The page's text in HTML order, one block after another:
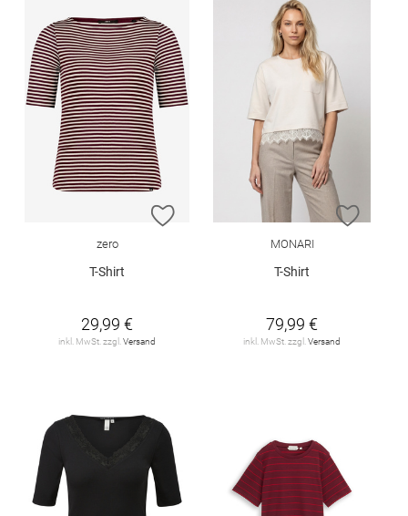
ZUR WUNSCHLISTE HINZUFÜGEN
zero
T-Shirt
29,99 €
inkl. MwSt. zzgl. Versand
ZUR
MONARI
T-Shirt
79,99 €
inkl. MwSt. zzgl. Versand